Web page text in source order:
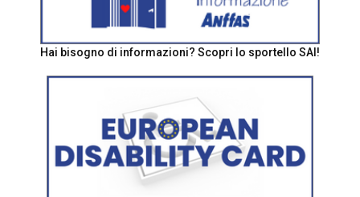
Hai bisogno di informazioni? Scopri lo sportello SAI!